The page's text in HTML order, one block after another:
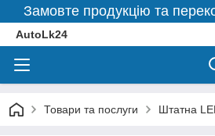
Замовте продукцію та
AutoLk24
Товари та послуги Штатна